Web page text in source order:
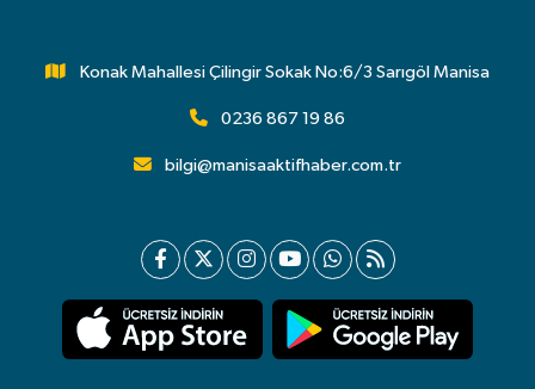
Konak Mahallesi Çilingir Sokak No:6/3 Sarıgöl Manisa
0236 867 19 86
bilgi@manisaaktifhaber.com.tr